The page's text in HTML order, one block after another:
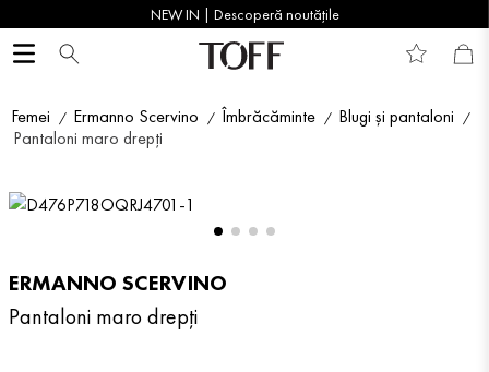
NEW IN | Descoperă noutățile
Femei Ermanno Scervino Îmbrăcăminte
Blugi și pantaloni
Pantaloni maro drepți
ERMANNO SCERVINO
Pantaloni maro drepți